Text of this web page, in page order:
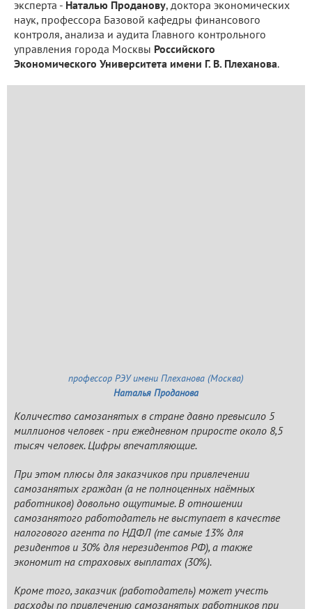
эксперта - Наталью Проданову, доктора экономических
наук, профессора Базовой кафедры финансового
контроля, анализа и аудита Главного контрольного
управления города Москвы Российского
Экономического Университета имени Г. В. Плеханова.
профессор РЭУ имени Плеханова (Москва)
Наталья Проданова
Количество самозанятых в стране давно превысило 5
миллионов человек - при ежедневном приросте около 8,5
тысяч человек. Цифры впечатляющие.
При этом плюсы для заказчиков при привлечении
самозанятых граждан (а не полноценных наёмных
работников) довольно ощутимые. В отношении
самозанятого работодатель не выступает в качестве
налогового агента по НДФЛ (те самые 13% для
резидентов и 30% для нерезидентов РФ), а также
экономит на страховых выплатах (30%).
Кроме того, заказчик (работодатель) может учесть
расходы по привлечению самозанятых работников при